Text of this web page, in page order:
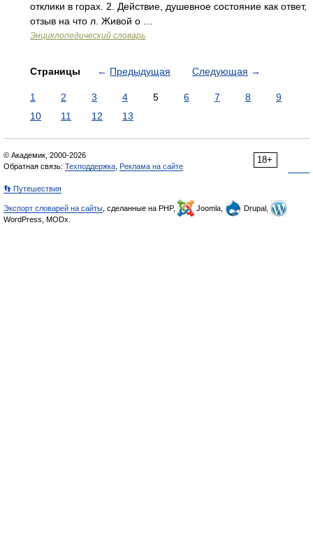
отклики в горах. 2. Действие, душевное состояние как ответ,
отзыв на что л. Живой о …
Энциклопедический словарь
Страницы ← Предыдущая Следующая →
1 2 3 4 5 6 7 8
9
10
11 12 13
18+
© Академик, 2000-2026
Обратная связь: Техподдержка Реклама на сайте
👣 Путешествия
Экспорт словарей на сайты , сделанные на PHP, Joomla,
Drupal,
WordPress, MODx.